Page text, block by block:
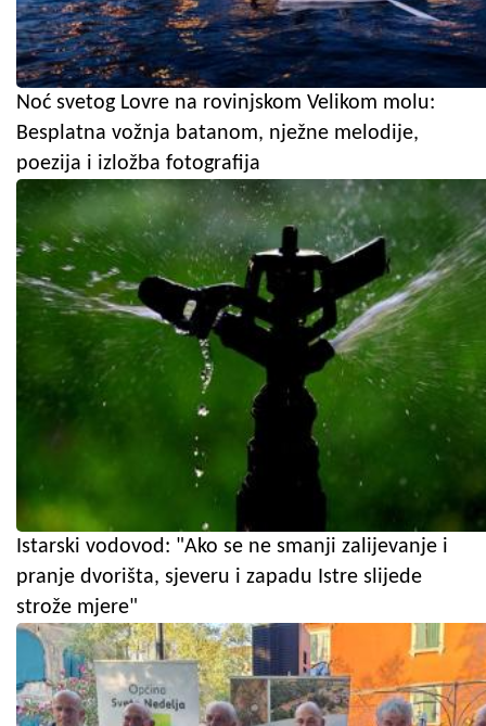
Noć svetog Lovre na rovinjskom Velikom molu:
Besplatna vožnja batanom, nježne melodije,
poezija i izložba fotografija
Istarski vodovod: "Ako se ne smanji zalijevanje i
pranje dvorišta, sjeveru i zapadu Istre slijede
strože mjere"